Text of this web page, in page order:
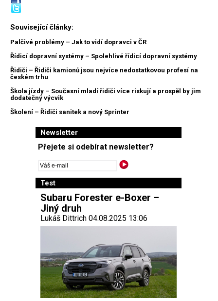
Související články:
Palčivé problémy – Jak to vidí dopravci v ČR
Řídicí dopravní systémy – Spolehlivé řídicí dopravní systémy
Řidiči – Řidiči kamionů jsou nejvíce nedostatkovou profesí na
českém trhu
Škola jízdy – Současní mladí řidiči více riskují a prospěl by jim
dodatečný výcvik
Školení – Řidiči sanitek a nový Sprinter
Newsletter
Přejete si odebírat newsletter?
Test
Subaru Forester e-Boxer –
Jiný druh
Lukáš Dittrich 04.08.2025 13:06